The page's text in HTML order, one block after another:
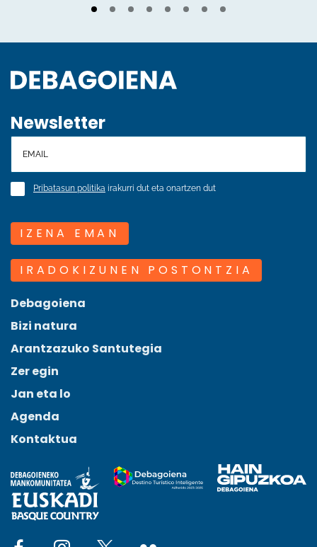
Newsletter
Pribatasun politika irakurri dut eta onartzen dut
IZENA EMAN
IRADOKIZUNEN POSTONTZIA
Debagoiena
Bizi natura
Arantzazuko Santutegia
Zer egin
Jan eta lo
Agenda
Kontaktua